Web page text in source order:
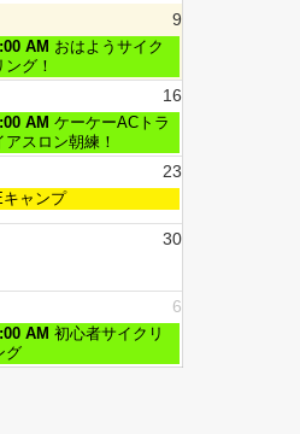
9
AM おはようサイク
ング！
16
AM ケーケーACトラ
アスロン朝練！
23
ャンプ
30
6
AM 初心者サイクリ
グ